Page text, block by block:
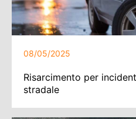
08/05/2025
Risarcimento per
stradale